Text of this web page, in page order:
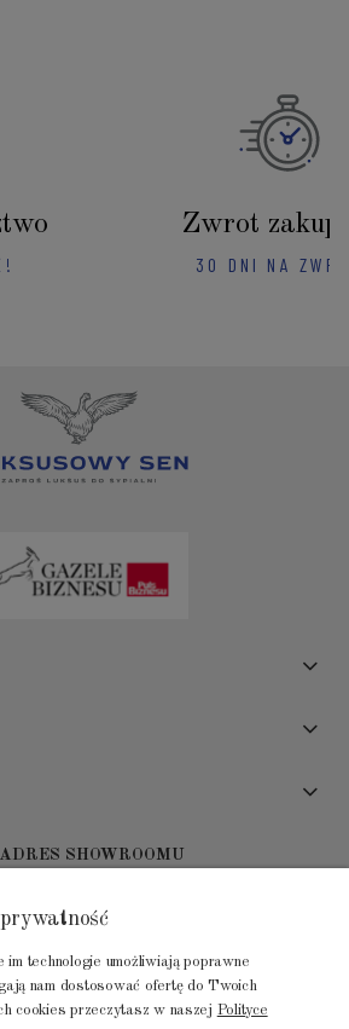
Zwrot
30 DNI NA
ADRES SHOWROOMU
METROPOLIA
ul. Jana Kilińskiego 4
80-452 Gdańsk
im technologie umożliwiają poprawne
nam dostosować ofertę do Twoich
cookies przeczytasz w naszej Polityce